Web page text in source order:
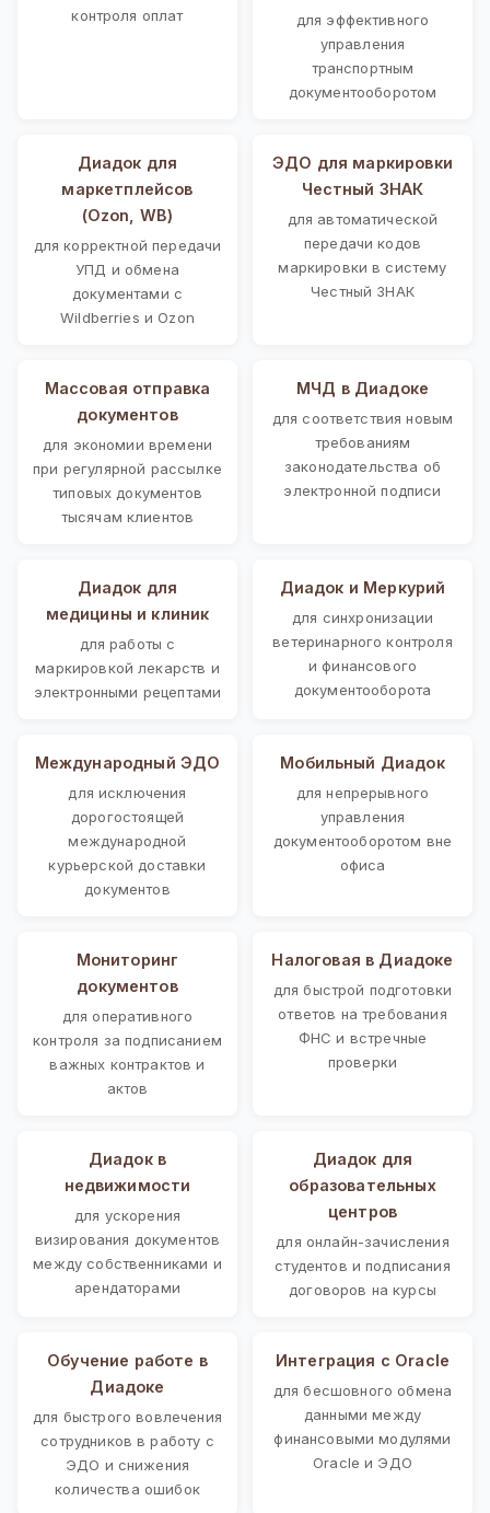
контроля оплат
для эффективного
управления
транспортным
документооборотом
Диадок для
маркетплейсов
(Ozon, WB)
для корректной передачи
УПД и обмена
документами с
Wildberries и Ozon
ЭДО для маркировки
Честный ЗНАК
для автоматической
передачи кодов
маркировки в систему
Честный ЗНАК
Массовая отправка
документов
для экономии времени
при регулярной рассылке
типовых документов
тысячам клиентов
МЧД в Диадоке
для соответствия новым
требованиям
законодательства об
электронной подписи
Диадок для
медицины и клиник
для работы с
маркировкой лекарств и
электронными рецептами
Диадок и Меркурий
для синхронизации
ветеринарного контроля
и финансового
документооборота
Международный ЭДО
для исключения
дорогостоящей
международной
курьерской доставки
документов
Мобильный Диадок
для непрерывного
управления
документооборотом вне
офиса
Мониторинг
документов
для оперативного
контроля за подписанием
важных контрактов и
актов
Налоговая в Диадоке
для быстрой подготовки
ответов на требования
ФНС и встречные
проверки
Диадок в
недвижимости
для ускорения
визирования документов
между собственниками и
арендаторами
Диадок для
образовательных
центров
для онлайн-зачисления
студентов и подписания
договоров на курсы
Обучение работе в
Диадоке
для быстрого вовлечения
сотрудников в работу с
ЭДО и снижения
количества ошибок
Интеграция с Oracle
для бесшовного обмена
данными между
финансовыми модулями
Oracle и ЭДО